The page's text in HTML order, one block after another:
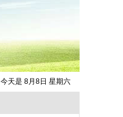
今天是 8月8日 星期六